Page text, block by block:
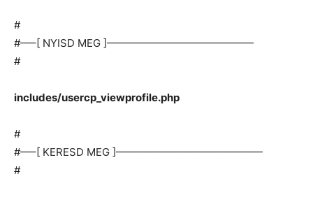
#
#—–[ NYISD MEG ]——————————————
#
includes/usercp_viewprofile.php
#
#—–[ KERESD MEG ]——————————————
#